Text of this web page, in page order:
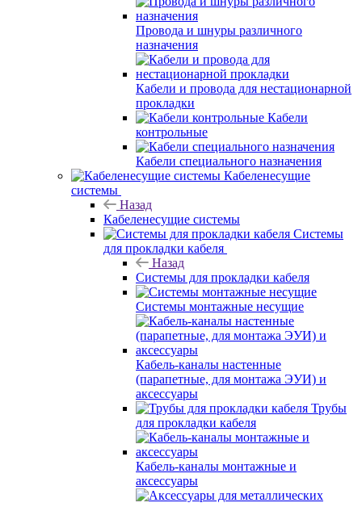
Провода и шнуры различного
назначения
Кабели и провода для нестационарной
прокладки
Кабели
контрольные
Кабели специального назначения
Кабеленесущие
системы
Назад
Кабеленесущие системы
Системы
для прокладки кабеля
Назад
Системы для прокладки кабеля
Системы монтажные несущие
Кабель-каналы настенные
(парапетные, для монтажа ЭУИ) и
аксессуары
Трубы
для прокладки кабеля
Кабель-каналы монтажные и
аксессуары